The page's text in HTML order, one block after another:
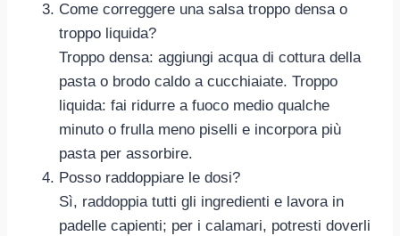
Come correggere una salsa troppo densa o
troppo liquida?
Troppo densa: aggiungi acqua di cottura della
pasta o brodo caldo a cucchiaiate. Troppo
liquida: fai ridurre a fuoco medio qualche
minuto o frulla meno piselli e incorpora più
pasta per assorbire.
Posso raddoppiare le dosi?
Sì, raddoppia tutti gli ingredienti e lavora in
padelle capienti; per i calamari, potresti doverli